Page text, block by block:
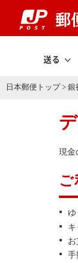
送る
日本郵便トップ>銀
現金
手